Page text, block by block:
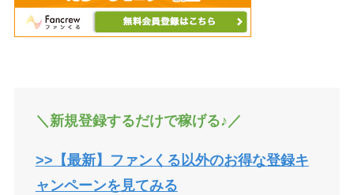
＼新規登録するだけで稼げる♪／
>>【最新】ファンくる以外のお得な登録キ
ャンペーンを見てみる